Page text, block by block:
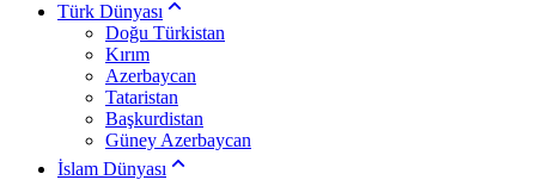
Türk Dünyası
Doğu Türkistan
Kırım
Azerbaycan
Tataristan
Başkurdistan
Güney Azerbaycan
İslam Dünyası